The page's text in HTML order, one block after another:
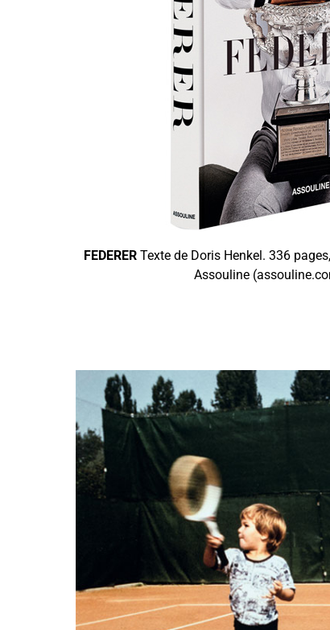
FEDERER Texte de Doris Henkel. 336
Assouline